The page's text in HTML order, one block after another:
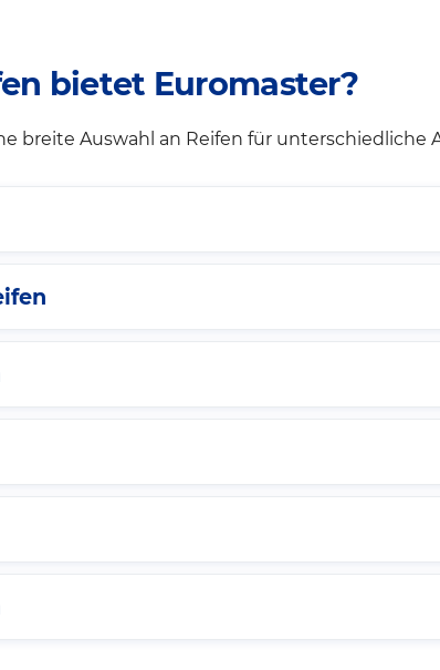
bietet Euromaster?
breite Auswahl an Reifen für unterschiedliche